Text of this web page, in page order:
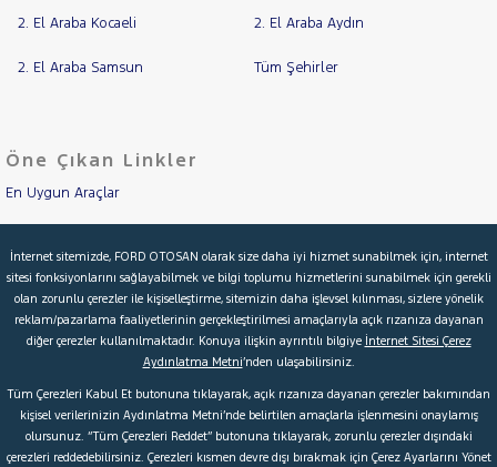
2. El Araba Kocaeli 2. El Araba Aydın
2. El Araba Samsun Tüm Şehirler
Öne Çıkan Linkler
En Uygun Araçlar
İkinci El Garanti
Kampanyalar
Kredi Hesaplama & Başvuru
© 2026 Ford Türkiye Ford Kurumsal Hakkımızda
İnternet sitemizde, FORD OTOSAN olarak size daha iyi hizmet sunabilmek için, internet
sitesi fonksiyonlarını sağlayabilmek ve bilgi toplumu hizmetlerini sunabilmek için gerekli
olan zorunlu çerezler ile kişiselleştirme, sitemizin daha işlevsel kılınması, sizlere yönelik
reklam/pazarlama faaliyetlerinin gerçekleştirilmesi amaçlarıyla açık rızanıza dayanan
diğer çerezler kullanılmaktadır. Konuya ilişkin ayrıntılı bilgiye İnternet Sitesi Çerez
Aydınlatma Metni’nden ulaşabilirsiniz.
Tüm Çerezleri Kabul Et butonuna tıklayarak, açık rızanıza dayanan çerezler bakımından
kişisel verilerinizin Aydınlatma Metni’nde belirtilen amaçlarla işlenmesini onaylamış
olursunuz. “Tüm Çerezleri Reddet” butonuna tıklayarak, zorunlu çerezler dışındaki
çerezleri reddedebilirsiniz. Çerezleri kısmen devre dışı bırakmak için Çerez Ayarlarını Yönet